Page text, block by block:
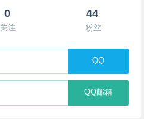
0
关注
44
粉丝
QQ
QQ邮箱